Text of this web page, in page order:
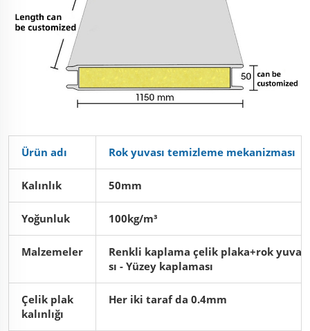
Ürün adı Rok yuvası temizleme mekanizması
Kalınlık 50mm
Yoğunluk 100kg/m³
Malzemeler
Renkli kaplama çelik plaka+rok yuva
sı - Yüzey kaplaması
Çelik plak
kalınlığı
Her iki taraf da 0.4mm